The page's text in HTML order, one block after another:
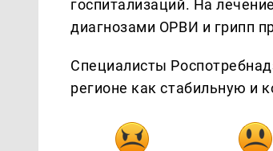
госпитализаций. На
диагнозами ОРВИ и грипп
Специалисты
регионе как стабильную и